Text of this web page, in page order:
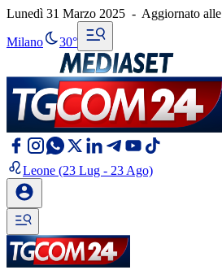
Lunedì 31 Marzo 2025 - Aggiornato alle
Milano 30°
Leone (23 Lug - 23 Ago)